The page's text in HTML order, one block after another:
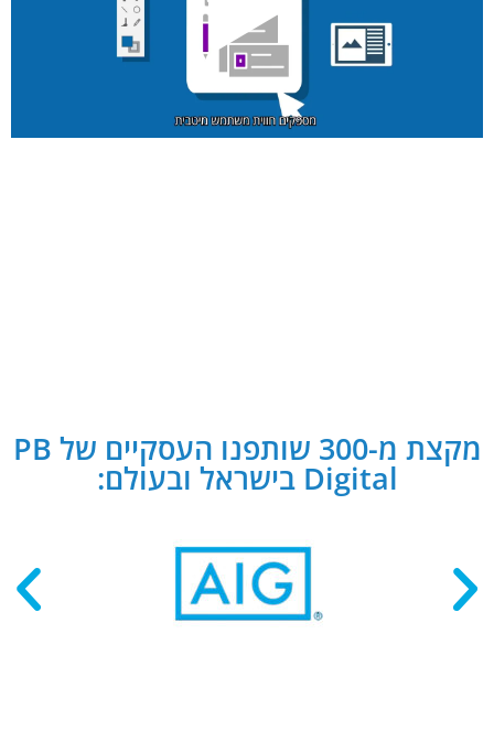
מקצת מ-300 שותפנו העסקיים של PB
Digital בישראל ובעולם: